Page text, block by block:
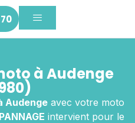
à Audenge
Audengeavec votre moto
intervient pour le